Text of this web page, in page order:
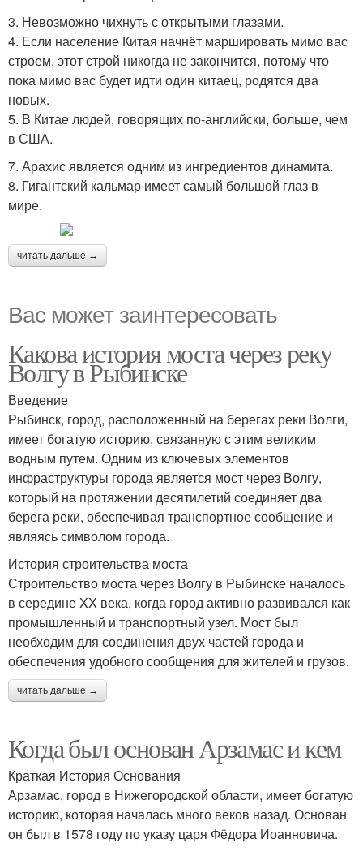
3. Невозможно чихнуть с открытыми глазами.
4. Если население Китая начнёт маршировать мимо вас
строем, этот строй никогда не закончится, потому что
пока мимо вас будет идти один китаец, родятся два
новых.
5. В Китае людей, говорящих по-английски, больше, чем
в США.
7. Арахис является одним из ингредиентов динамита.
8. Гигантский кальмар имеет самый большой глаз в
мире.
читать дальше →
Вас может заинтересовать
Какова история моста через реку
Волгу в Рыбинске
Введение
Рыбинск, город, расположенный на берегах реки Волги,
имеет богатую историю, связанную с этим великим
водным путем. Одним из ключевых элементов
инфраструктуры города является мост через Волгу,
который на протяжении десятилетий соединяет два
берега реки, обеспечивая транспортное сообщение и
являясь символом города.
История строительства моста
Строительство моста через Волгу в Рыбинске началось
в середине XX века, когда город активно развивался как
промышленный и транспортный узел. Мост был
необходим для соединения двух частей города и
обеспечения удобного сообщения для жителей и грузов.
читать дальше →
Когда был основан Арзамас и кем
Краткая История Основания
Арзамас, город в Нижегородской области, имеет богатую
историю, которая началась много веков назад. Основан
он был в 1578 году по указу царя Фёдора Иоанновича.